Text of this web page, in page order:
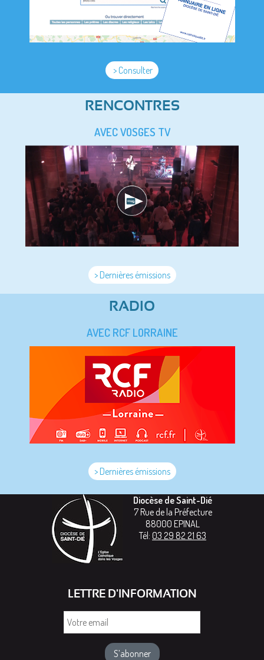
> Consulter
RENCONTRES
AVEC VOSGES TV
> Dernières émissions
RADIO
AVEC RCF LORRAINE
> Dernières émissions
Diocèse de Saint-Dié
7 Rue de la Préfecture
88000 EPINAL
Tél: 03 29 82 21 63
LETTRE D'INFORMATION